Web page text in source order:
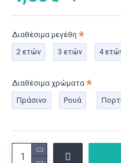
Διαθέσιμα μεγέθη
2 ετών
3 ετών 4
Διαθέσιμα χρώματα
Πράσινο
Ρουά